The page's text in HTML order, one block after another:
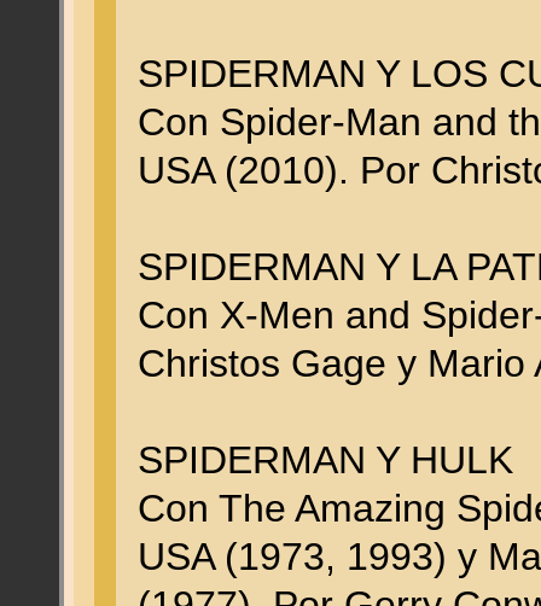
SPIDERMAN Y LOS
Con Spider-Man and
USA (2010). Por
SPIDERMAN Y LA
Con X-Men and
Christos Gage y Mario
SPIDERMAN Y HULK
Con The Amazing
USA (1973, 1993) y